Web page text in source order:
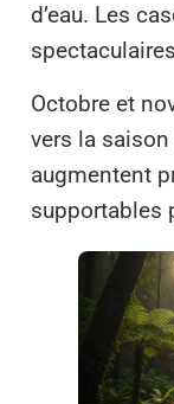
d’eau. Les
Octobre et
vers la
augmentent
supportables